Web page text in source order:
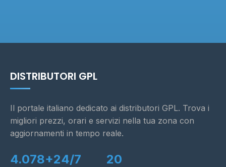
DISTRIBUTORI GPL
Il portale italiano dedicato ai distributori GPL. Trova i
migliori prezzi, orari e servizi nella tua zona con
aggiornamenti in tempo reale.
4.078+24/7 20